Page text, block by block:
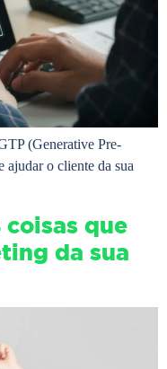
(Generative Pre-
ajudar o cliente da sua
que
da sua